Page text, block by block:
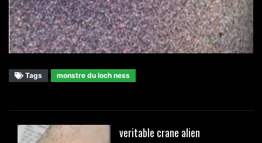
Tags monstre du loch ness
veritable crane alien